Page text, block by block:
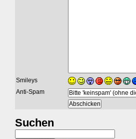
Smileys
Anti-Spam
Suchen